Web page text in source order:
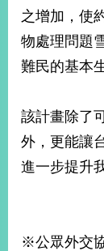
之增加，使
物處理問題
難民的基本
該計畫除了
外，更能讓
進一步提升
※公眾外交